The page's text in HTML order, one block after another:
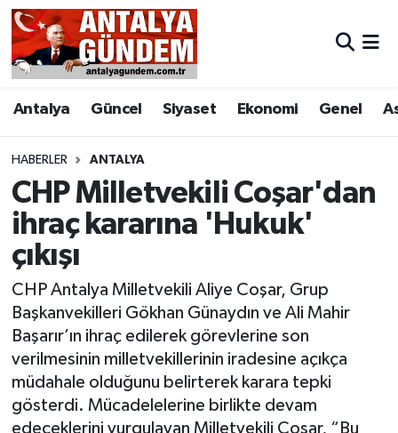
Antalya Güncel Siyaset Ekonomi Genel
HABERLER ANTALYA
CHP Milletvekili Coşar'dan
ihraç kararına 'Hukuk'
çıkışı
CHP Antalya Milletvekili Aliye Coşar, Grup
Başkanvekilleri Gökhan Günaydın ve Ali Mahir
Başarır’ın ihraç edilerek görevlerine son
verilmesinin milletvekillerinin iradesine açıkça
müdahale olduğunu belirterek karara tepki
gösterdi. Mücadelelerine birlikte devam
edeceklerini vurgulayan Milletvekili Coşar, “Bu
Antalya
Asayiş
Bilim & Teknoloji
Bölge
EĞİTİM
Ekonomi
Genel
Görüntülü Haber
Güncel
Antalya Nöbetçi Eczaneler
Antalya Hava Durumu
Antalya Namaz Vakitleri
Antalya Trafik Yoğunluk Haritası
Süper Lig Puan Durumu ve Fikstür
Tüm Manşetler
Son Dakika Haberleri
Haber Arşivi